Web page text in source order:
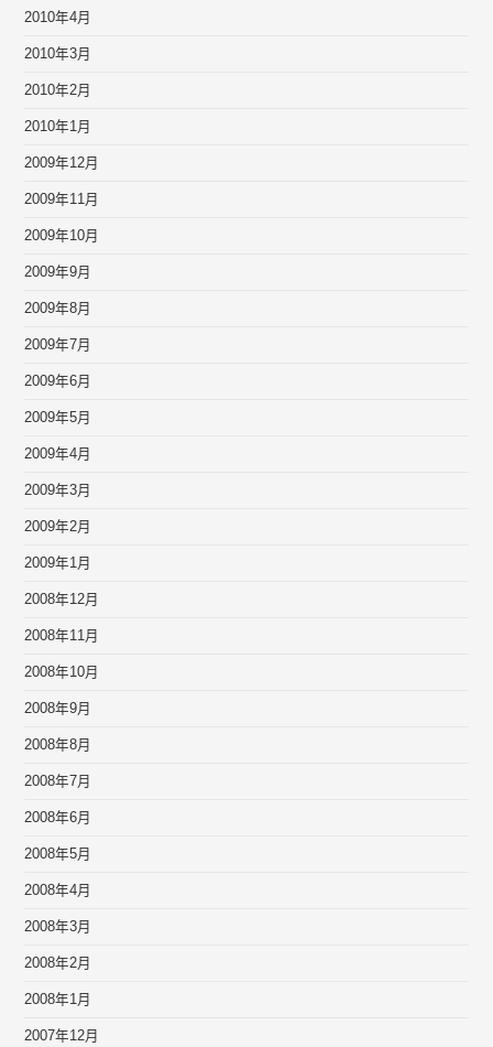
2010年4月
2010年3月
2010年2月
2010年1月
2009年12月
2009年11月
2009年10月
2009年9月
2009年8月
2009年7月
2009年6月
2009年5月
2009年4月
2009年3月
2009年2月
2009年1月
2008年12月
2008年11月
2008年10月
2008年9月
2008年8月
2008年7月
2008年6月
2008年5月
2008年4月
2008年3月
2008年2月
2008年1月
2007年12月